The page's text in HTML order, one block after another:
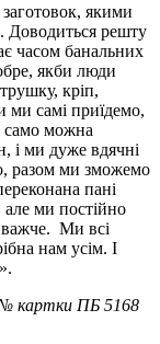
якими
Доводиться решту
часом банальних
якби люди
кріп,
самі приїдемо,
само можна
і ми дуже вдячні
разом ми зможемо
пані
ми постійно
Ми всі
нам усім. І
№ картки ПБ 5168